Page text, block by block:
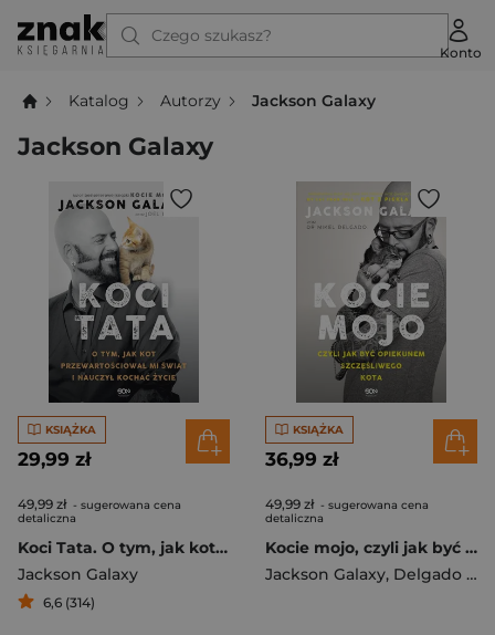
Czego szukasz?
Konto
Katalog Autorzy Jackson Galaxy
Jackson Galaxy
KSIĄŻKA
29,99 zł
49,99 zł - sugerowana cena
detaliczna
Koci Tata. O tym, jak kot przewartościował mi świat i nauczył kochać życie
Jackson Galaxy
6,6 (314)
KSIĄŻKA
36,99 zł
49,99 zł - sugerowana cena
detaliczna
Kocie mojo, czyli jak być opiekunem szczęśliwego kota
Jackson Galaxy, Delgado Mikel